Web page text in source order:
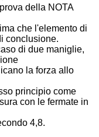
della NOTA
che l'elemento di
conclusione.
di due maniglie,
la forza allo
principio come
con le fermate in
4,8.